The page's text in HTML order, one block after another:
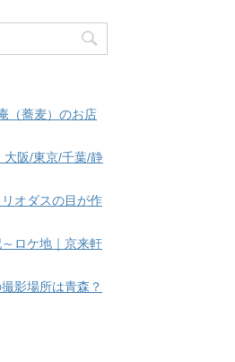
（蕎麦）のお店
大阪/東京/千葉/静
リオダスの目が作
ロケ地｜京来軒
影場所は青森？